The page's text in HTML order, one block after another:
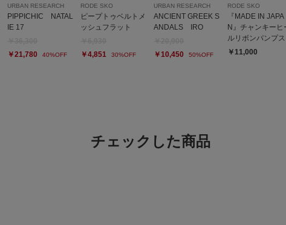
URBAN RESEARCH
PIPPICHIC NATAL
IE 17
￥21,780
40%OFF
RODE SKO
ピープトゥベルトメ
ッシュフラット
￥4,851
30%OFF
URBAN RESEARCH
ANCIENT GREEK S
ANDALS IRO
￥10,450
50%OFF
RODE SKO
『MADE IN JAPA
N』チャンキーヒ
ルリボンパンプス
￥11,000
チェックした商品